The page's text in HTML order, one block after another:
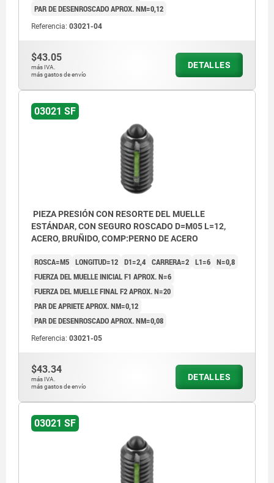
L2 = aprox. dos filetes
PAR DE DESENROSCADO APROX. NM=0,12
Referencia: 03021-04
$43.05
más IVA.
más gastos de envío
DETALLES
03021 SF
PIEZA PRESIÓN CON RESORTE DEL MUELLE
ESTÁNDAR, CON SEGURO ROSCADO D=M05 L=12,
ACERO, BRUÑIDO, COMP:PERNO DE ACERO
ROSCA=M5 LONGITUD=12 D1=2,4 CARRERA=2 L1=6 N=0,8
FUERZA DEL MUELLE INICIAL F1 APROX. N=6
FUERZA DEL MUELLE FINAL F2 APROX. N=20
PAR DE APRIETE APROX. NM=0,12
PAR DE DESENROSCADO APROX. NM=0,08
Referencia: 03021-05
$43.34
más IVA.
más gastos de envío
DETALLES
03021 SF